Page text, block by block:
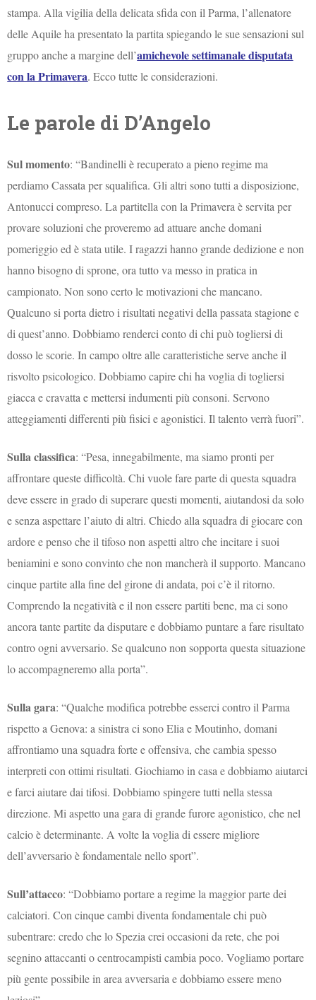
stampa. Alla vigilia della delicata sfida con il Parma, l’allenatore
delle Aquile ha presentato la partita spiegando le sue sensazioni sul
gruppo anche a margine dell’amichevole settimanale disputata
con la Primavera. Ecco tutte le considerazioni.
Le parole di D’Angelo
Sul momento: “Bandinelli è recuperato a pieno regime ma
perdiamo Cassata per squalifica. Gli altri sono tutti a disposizione,
Antonucci compreso. La partitella con la Primavera è servita per
provare soluzioni che proveremo ad attuare anche domani
pomeriggio ed è stata utile. I ragazzi hanno grande dedizione e non
hanno bisogno di sprone, ora tutto va messo in pratica in
campionato. Non sono certo le motivazioni che mancano.
Qualcuno si porta dietro i risultati negativi della passata stagione e
di quest’anno. Dobbiamo renderci conto di chi può togliersi di
dosso le scorie. In campo oltre alle caratteristiche serve anche il
risvolto psicologico. Dobbiamo capire chi ha voglia di togliersi
giacca e cravatta e mettersi indumenti più consoni. Servono
atteggiamenti differenti più fisici e agonistici. Il talento verrà fuori”.
Sulla classifica: “Pesa, innegabilmente, ma siamo pronti per
affrontare queste difficoltà. Chi vuole fare parte di questa squadra
deve essere in grado di superare questi momenti, aiutandosi da solo
e senza aspettare l’aiuto di altri. Chiedo alla squadra di giocare con
ardore e penso che il tifoso non aspetti altro che incitare i suoi
beniamini e sono convinto che non mancherà il supporto. Mancano
cinque partite alla fine del girone di andata, poi c’è il ritorno.
Comprendo la negatività e il non essere partiti bene, ma ci sono
ancora tante partite da disputare e dobbiamo puntare a fare risultato
contro ogni avversario. Se qualcuno non sopporta questa situazione
lo accompagneremo alla porta”.
Sulla gara: “Qualche modifica potrebbe esserci contro il Parma
rispetto a Genova: a sinistra ci sono Elia e Moutinho, domani
affrontiamo una squadra forte e offensiva, che cambia spesso
interpreti con ottimi risultati. Giochiamo in casa e dobbiamo aiutarci
e farci aiutare dai tifosi. Dobbiamo spingere tutti nella stessa
direzione. Mi aspetto una gara di grande furore agonistico, che nel
calcio è determinante. A volte la voglia di essere migliore
dell’avversario è fondamentale nello sport”.
Sull’attacco: “Dobbiamo portare a regime la maggior parte dei
calciatori. Con cinque cambi diventa fondamentale chi può
subentrare: credo che lo Spezia crei occasioni da rete, che poi
segnino attaccanti o centrocampisti cambia poco. Vogliamo portare
più gente possibile in area avversaria e dobbiamo essere meno